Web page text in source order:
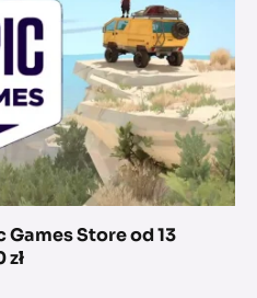
Games Store od 13
zł